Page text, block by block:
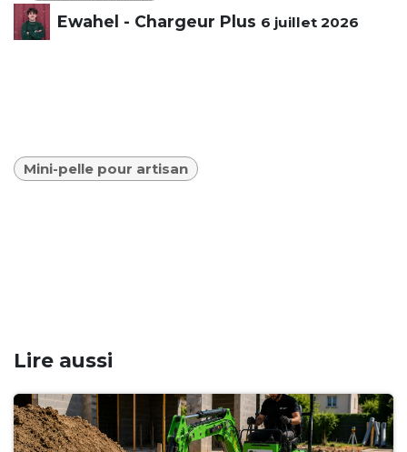
Ewahel - Chargeur Plus 6 juillet 2026
Mini-pelle pour artisan
Lire aussi